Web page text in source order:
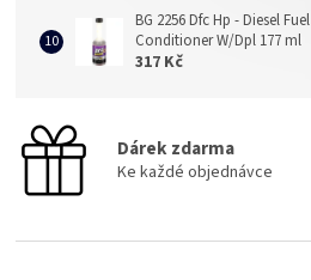
BG 2256 Dfc Hp - Diesel Fuel
Conditioner W/Dpl 177 ml
317 Kč
Dárek zdarma
Ke každé objednávce